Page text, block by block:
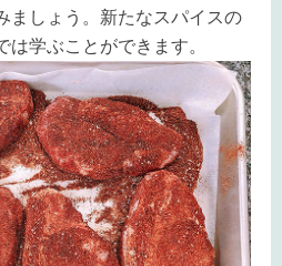
ましょう。新たなスパイスの
学ぶことができます。